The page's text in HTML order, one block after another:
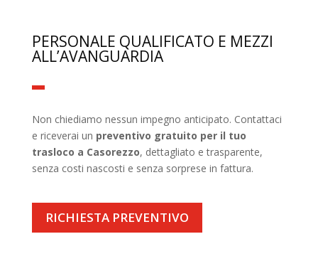
PERSONALE QUALIFICATO E MEZZI
ALL’AVANGUARDIA
Non chiediamo nessun impegno anticipato. Contattaci
e riceverai un preventivo gratuito per il tuo
trasloco a Casorezzo, dettagliato e trasparente,
senza costi nascosti e senza sorprese in fattura.
RICHIESTA PREVENTIVO